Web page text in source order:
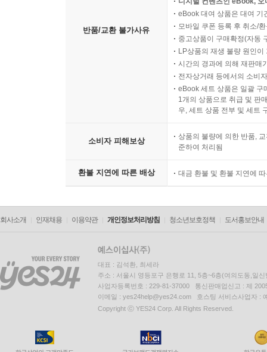
반품/교환 불가사유
eBook 대여 상품은 대여 기
모바일 쿠폰 등록 후 취소/
중고상품이 구매확정(자동
LP상품의 재생 불량 원인
시간의 경과에 의해 재판매
전자상거래 등에서의 소비
eBook 세트 상품은 일괄 구
1개의 상품으로 취급 및 판
우, 세트 상품 전부 및 세트
소비자 피해보상
상품의 불량에 의한 반품,
준하여 처리됨
환불 지연에 따른 배상 대금 환불 및 환불 지연에
회사소개 인재채용 이용약관 개인정보처리방침 청소년보호정책 도서홍보안내
대표 : 김석환, 최세라
주소 : 서울시 영등포구 은행로 11, 5층~6층(여의도동,일신
사업자등록번호 : 229-81-37000 통신판매업신고 : 제
이메일 : yes24help@yes24.com 호스팅 서비스사업자 :
Copyright ⓒ YES24 Corp. All Rights Reserved.